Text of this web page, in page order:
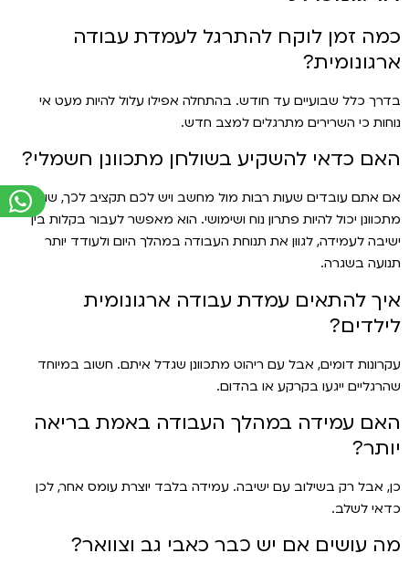
כמה זמן לוקח להתרגל לעמדת עבודה
ארגונומית?
בדרך כלל שבועיים עד חודש. בהתחלה אפילו עלול להיות מעט אי
נוחות כי השרירים מתרגלים למצב חדש.
האם כדאי להשקיע בשולחן מתכוונן חשמלי?
אם אתם עובדים שעות רבות מול מחשב ויש לכם תקציב לכך, שולחן
מתכוונן יכול להיות פתרון נוח ושימושי. הוא מאפשר לעבור בקלות בין
ישיבה לעמידה, לגוון את תנוחת העבודה במהלך היום ולעודד יותר
תנועה בשגרה.
איך להתאים עמדת עבודה ארגונומית
לילדים?
עקרונות דומים, אבל עם ריהוט מתכוונן שגדל איתם. חשוב במיוחד
שהרגליים ייגעו בקרקע או בהדום.
האם עמידה במהלך העבודה באמת בריאה
יותר?
כן, אבל רק בשילוב עם ישיבה. עמידה בלבד יוצרת עומס אחר, לכן
כדאי לשלב.
מה עושים אם יש כבר כאבי גב וצוואר?